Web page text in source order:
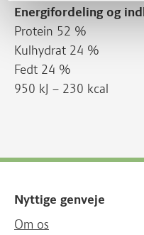
Energifordeling og
Protein 52 %
Kulhydrat 24 %
Fedt 24 %
950 kJ – 230 kcal
Nyttige genveje
Om os